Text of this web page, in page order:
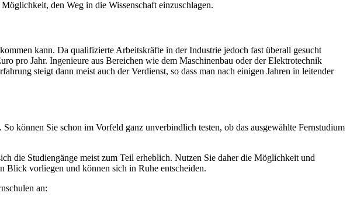
den Weg in die Wissenschaft einzuschlagen.
kann. Da qualifizierte Arbeitskräfte in der Industrie jedoch fast überall gesucht
pro Jahr. Ingenieure aus Bereichen wie dem Maschinenbau oder der Elektrotechnik
steigt dann meist auch der Verdienst, so dass man nach einigen Jahren in leitender
So können Sie schon im Vorfeld ganz unverbindlich testen, ob das ausgewählte Fernstudium
die Studiengänge meist zum Teil erheblich. Nutzen Sie daher die Möglichkeit und
Blick vorliegen und können sich in Ruhe entscheiden.
an: